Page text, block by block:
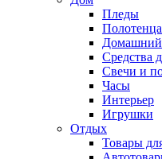
Пледы
Полотенца
Домашний
Средства
Свечи и
Часы
Интерьер
Игрушки
Отдых
Товары